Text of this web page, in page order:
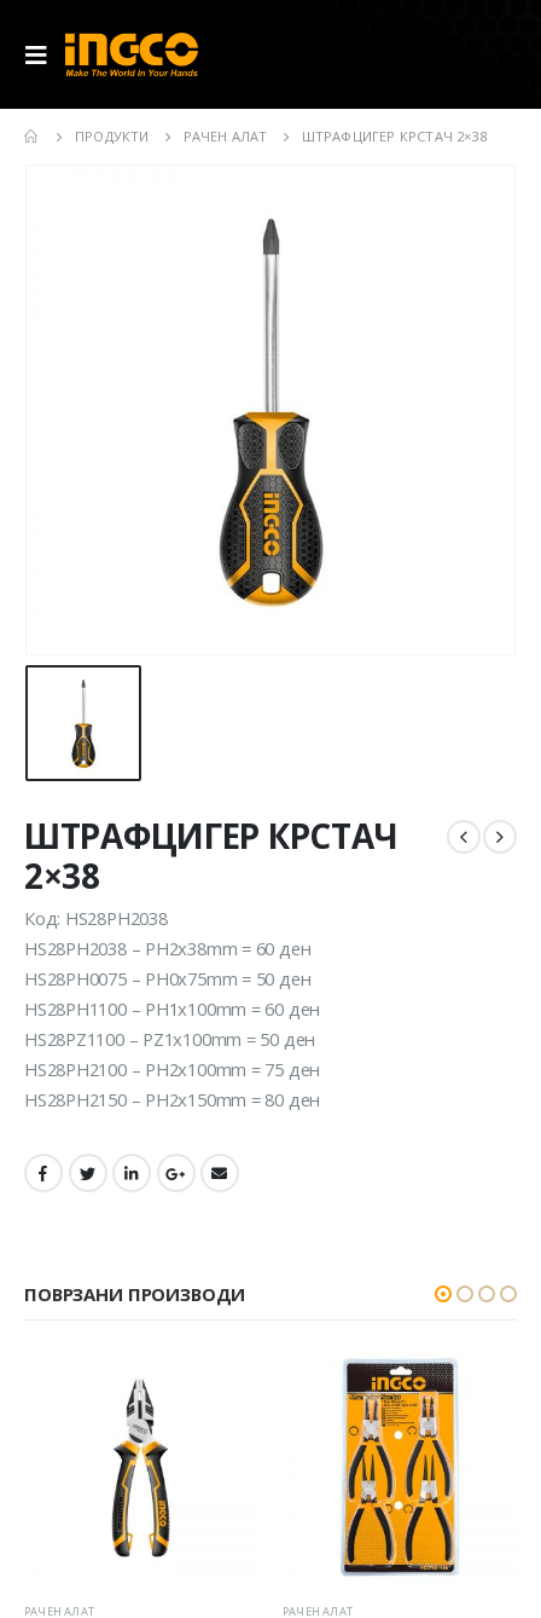
ПРОДУКТИ РАЧЕН АЛАТ ШТРАФЦИГЕР КРСТАЧ 2×38
ШТРАФЦИГЕР КРСТАЧ
2×38
Код: HS28PH2038
HS28PH2038 – PH2x38mm = 60 ден
HS28PH0075 – PH0x75mm = 50 ден
HS28PH1100 – PH1x100mm = 60 ден
HS28PZ1100 – PZ1x100mm = 50 ден
HS28PH2100 – PH2x100mm = 75 ден
HS28PH2150 – PH2x150mm = 80 ден
ПОВРЗАНИ ПРОИЗВОДИ